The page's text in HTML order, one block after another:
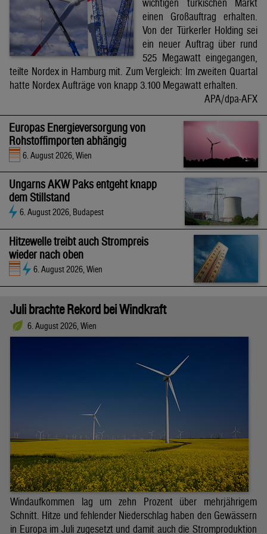
wichtigen türkischen Markt
einen Großauftrag erhalten.
Von der Türkerler Holding sei
ein neuer Auftrag über rund
525 Megawatt eingegangen,
teilte Nordex in Hamburg mit. Zum Vergleich: Im zweiten Quartal
hatte Nordex Aufträge von knapp 3.100 Megawatt erhalten.
APA/dpa-AFX
Europas Energieversorgung von
Rohstoffimporten abhängig
6. August 2026, Wien
Ungarns AKW Paks entgeht knapp
dem Stillstand
6. August 2026, Budapest
Hitzewelle treibt auch Strompreis
wieder nach oben
6. August 2026, Wien
Juli brachte Rekord bei Windkraft
6. August 2026, Wien
Windaufkommen lag um zehn Prozent über mehrjährigem
Schnitt. Hitze und fehlender Niederschlag haben den Gewässern
in Europa im Juli zugesetzt und damit auch die Stromproduktion